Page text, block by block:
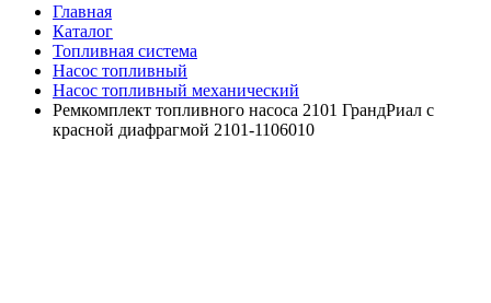
Главная
Каталог
Топливная система
Насос топливный
Насос топливный механический
Ремкомплект топливного насоса 2101 ГрандРиал с
красной диафрагмой 2101-1106010